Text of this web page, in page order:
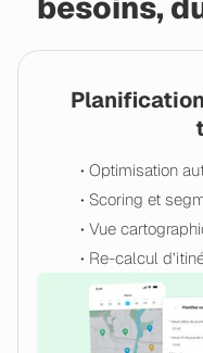
• Optimisation
• Scoring et
• Vue
• Re-calcul